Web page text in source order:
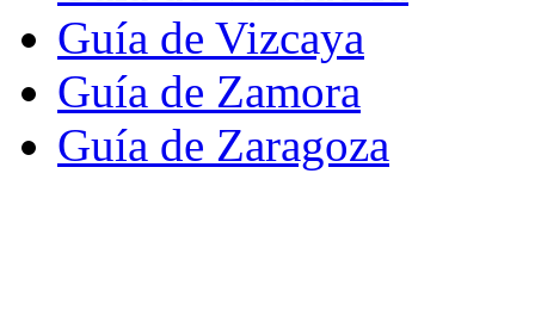
Guía de Vizcaya
Guía de Zamora
Guía de Zaragoza